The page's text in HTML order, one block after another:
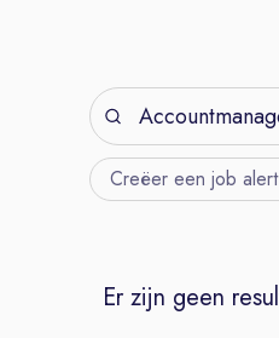
Creëer een job alert
Er zijn geen